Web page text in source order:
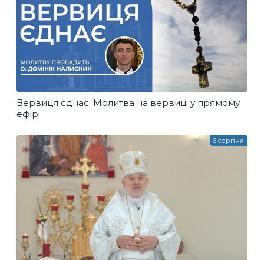
Вервиця єднає. Молитва на вервиці у прямому
ефірі
6 серпня